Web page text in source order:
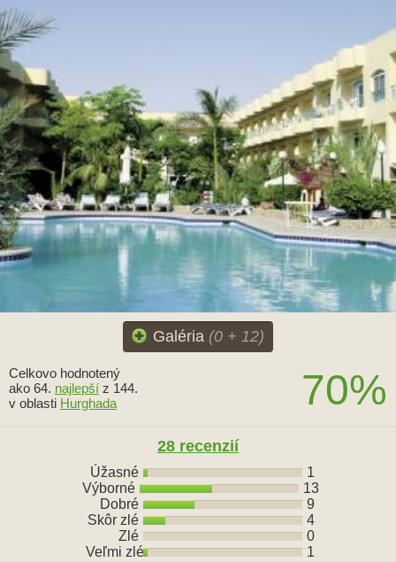
Galéria (0 + 12)
70%
Celkovo hodnotený
ako 64. najlepší z 144.
v oblasti Hurghada
28 recenzií
Úžasné
1
Výborné
13
Dobré
9
Skôr zlé
4
Zlé
0
Veľmi zlé
1